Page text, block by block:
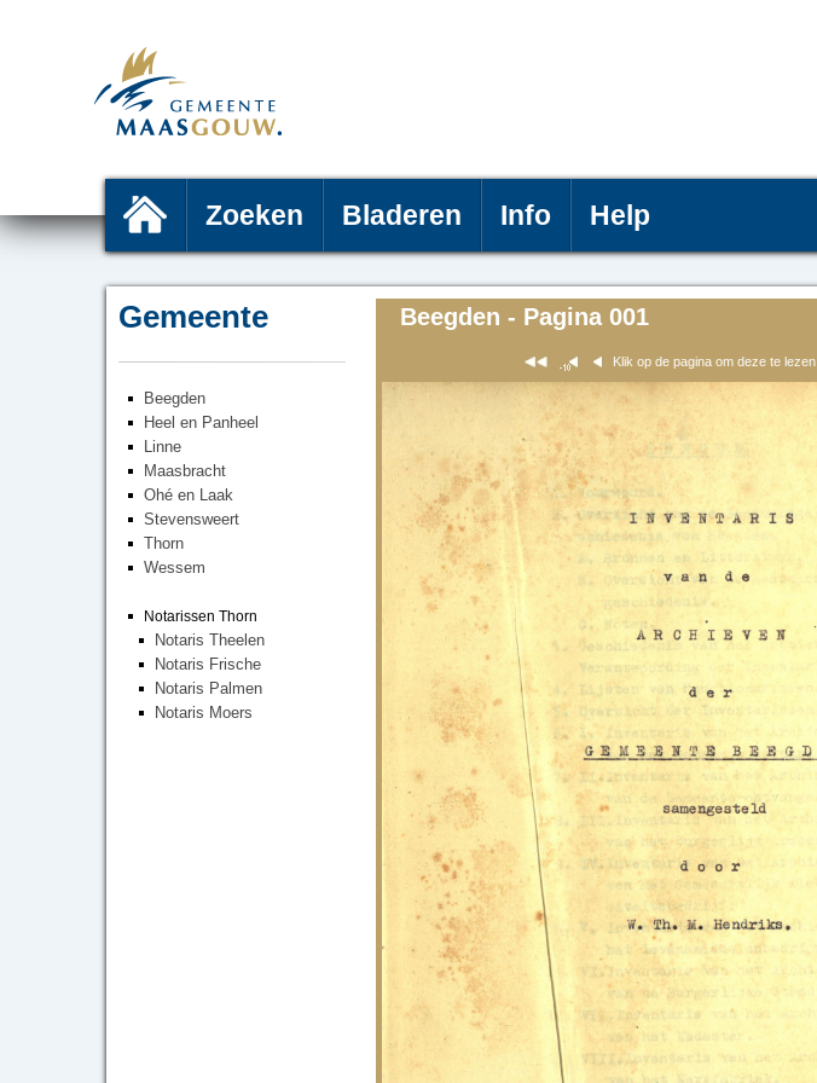
Zoeken Bladeren Info Help
Gemeente
Beegden
Heel en Panheel
Linne
Maasbracht
Ohé en Laak
Stevensweert
Thorn
Wessem
Notarissen Thorn
Notaris Theelen
Notaris Frische
Notaris Palmen
Notaris Moers
Beegden - Pagina 001
Klik op de pagina om deze te lezen